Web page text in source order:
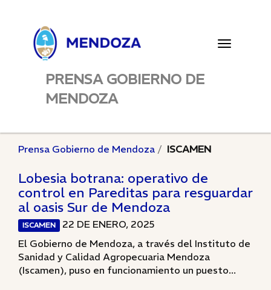
Toggle
PRENSA GOBIERNO DE
MENDOZA
Prensa Gobierno de Mendoza ISCAMEN
Lobesia botrana: operativo de
control en Pareditas para resguardar
al oasis Sur de Mendoza
ISCAMEN
22 DE ENERO, 2025
El Gobierno de Mendoza, a través del Instituto de
Sanidad y Calidad Agropecuaria Mendoza
(Iscamen), puso en funcionamiento un puesto...